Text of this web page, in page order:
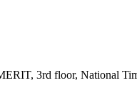
3rd floor, National